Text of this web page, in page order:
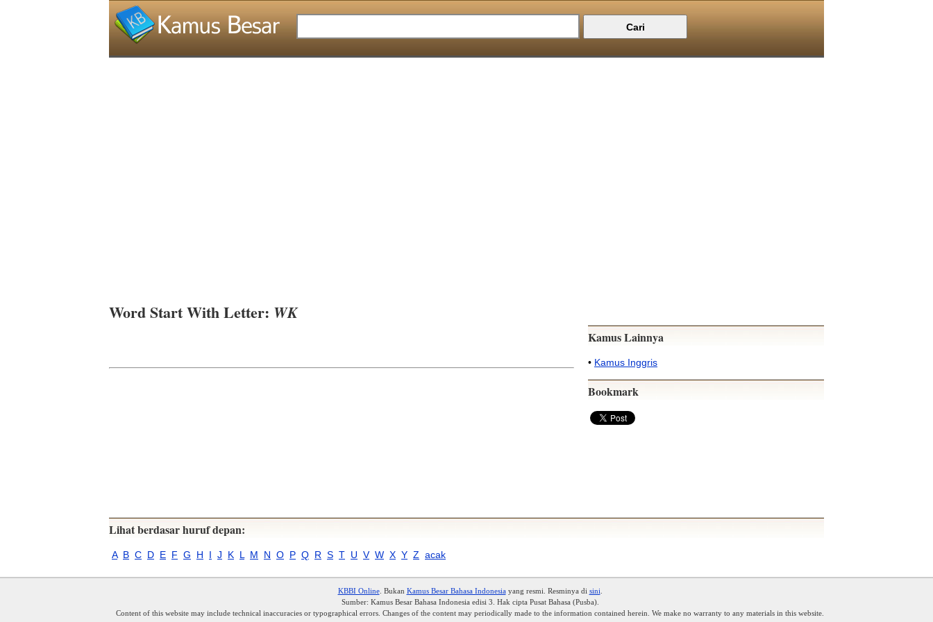
Word Start With Letter: WK
Kamus Lainnya
• Kamus Inggris
Bookmark
Lihat berdasar huruf depan:
A B C D E F G H I J K L M N O P Q R S T U V W X Y Z acak
KBBI Online. Bukan Kamus Besar Bahasa Indonesiayang resmi. Resminya di sini
Sumber: Kamus Besar Bahasa Indonesia edisi 3. Hak cipta Pusat Bahasa (Pusba).
Content of this website may include technical inaccuracies or typographical errors. Changes of the content may periodically made to the information contained herein. We make no warranty to any materials in this website.